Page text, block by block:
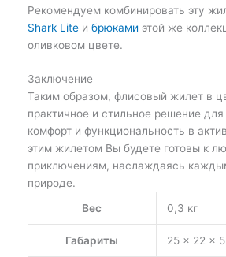
Рекомендуем комбинировать эту
Shark Liteи брюками этой же
оливковом цвете.
Заключение
Таким образом, флисовый жилет в
практичное и стильное решение для
комфорт и функциональность в
этим жилетом Вы будете готовы к
приключениям, наслаждаясь
природе.
Вес
0,3 кг
Габариты 25 × 22 ×